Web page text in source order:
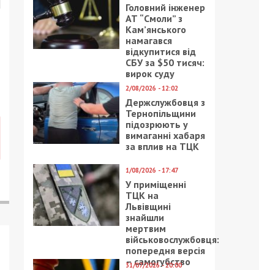
Головний інженер
АТ “Смоли” з
Кам’янського
намагався
відкупитися від
СБУ за $50 тисяч:
вирок суду
2/08/2026 - 12:02
Держслужбовця з
Тернопільщини
підозрюють у
вимаганні хабаря
за вплив на ТЦК
1/08/2026 - 17:47
У приміщенні
ТЦК на
Львівщині
знайшли
мертвим
військовослужбовця:
попередня версія
– самогубство
31/07/2026 - 20:00